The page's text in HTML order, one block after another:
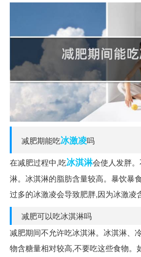
减肥期能吃冰激凌吗
在减肥过程中,吃冰淇淋会使人发胖
淋。冰淇淋的脂肪含量较高。暴饮暴
过多的冰激凌会导致肥胖,因为冰激凌
减肥可以吃冰淇淋吗
减肥期间不允许吃冰淇淋。冰淇淋、
物含糖量相对较高,不要吃这些食物。